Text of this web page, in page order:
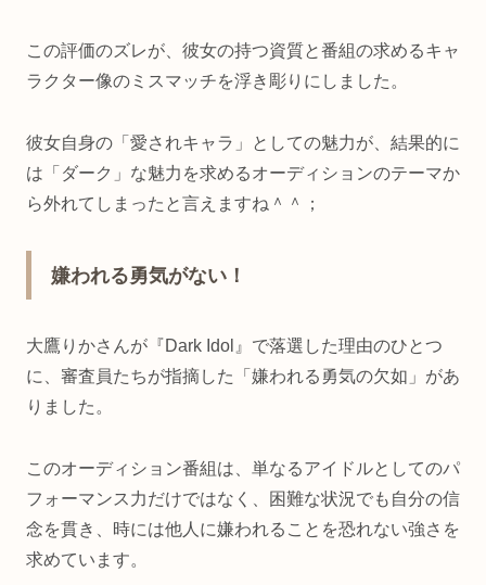
この評価のズレが、彼女の持つ資質と番組の求めるキャ
ラクター像のミスマッチを浮き彫りにしました。
彼女自身の「愛されキャラ」としての魅力が、結果的に
は「ダーク」な魅力を求めるオーディションのテーマか
ら外れてしまったと言えますね＾＾；
嫌われる勇気がない！
大鷹りかさんが『Dark Idol』で落選した理由のひとつ
に、審査員たちが指摘した「嫌われる勇気の欠如」があ
りました。
このオーディション番組は、単なるアイドルとしてのパ
フォーマンス力だけではなく、困難な状況でも自分の信
念を貫き、時には他人に嫌われることを恐れない強さを
求めています。